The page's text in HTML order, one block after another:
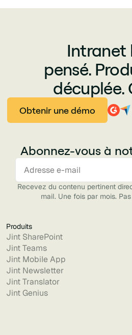
Intranet
pensé.
décuplée.
Obtenir une démo
Abonnez-vous à
Recevez du contenu pertinent
mail. Une fois par mois.
Produits
Jint SharePoint
Jint Teams
Jint Mobile App
Jint Newsletter
Jint Translator
Jint Genius